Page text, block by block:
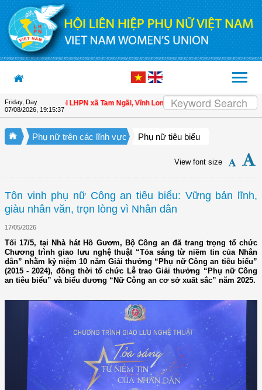
Skip to Content
Friday, Day
07/08/2026, 19:15:39
| Hội LHPN xã Tam Ngãi, Vĩnh Long sơ kết công tác Hội và phong trào phụ nữ
Phụ nữ trên các lĩnh vực Phụ nữ tiêu biểu
View font size
Tôn vinh phụ nữ Công an tiêu biểu: Vững bản lĩnh,
giàu nhân văn, trọn lòng vì Nhân dân
17/05/2026
Tối 17/5, tại Nhà hát Hồ Gươm, Bộ Công an đã trang trọng tổ chức
Chương trình giao lưu nghệ thuật “Tỏa sáng từ niềm tin của Nhân
dân” nhằm kỷ niệm 10 năm Giải thưởng “Phụ nữ Công an tiêu biểu”
(2015 - 2024), đồng thời tổ chức Lễ trao Giải thưởng “Phụ nữ Công
an tiêu biểu” và biểu dương “Nữ Công an cơ sở xuất sắc” năm 2025.